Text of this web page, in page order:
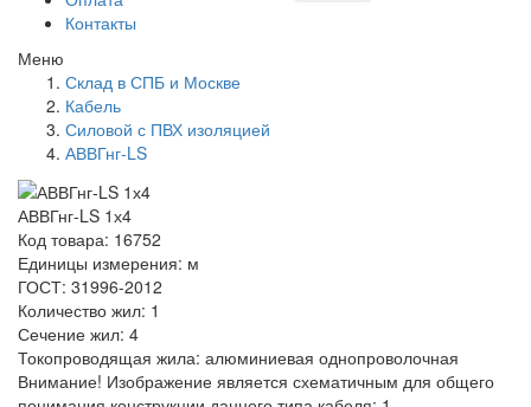
Контакты
Меню
Склад в СПБ и Москве
Кабель
Силовой с ПВХ изоляцией
АВВГнг-LS
АВВГнг-LS 1х4
Код товара: 16752
Единицы измерения: м
ГОСТ: 31996-2012
Количество жил: 1
Сечение жил: 4
Токопроводящая жила: алюминиевая однопроволочная
Внимание! Изображение является схематичным для общего